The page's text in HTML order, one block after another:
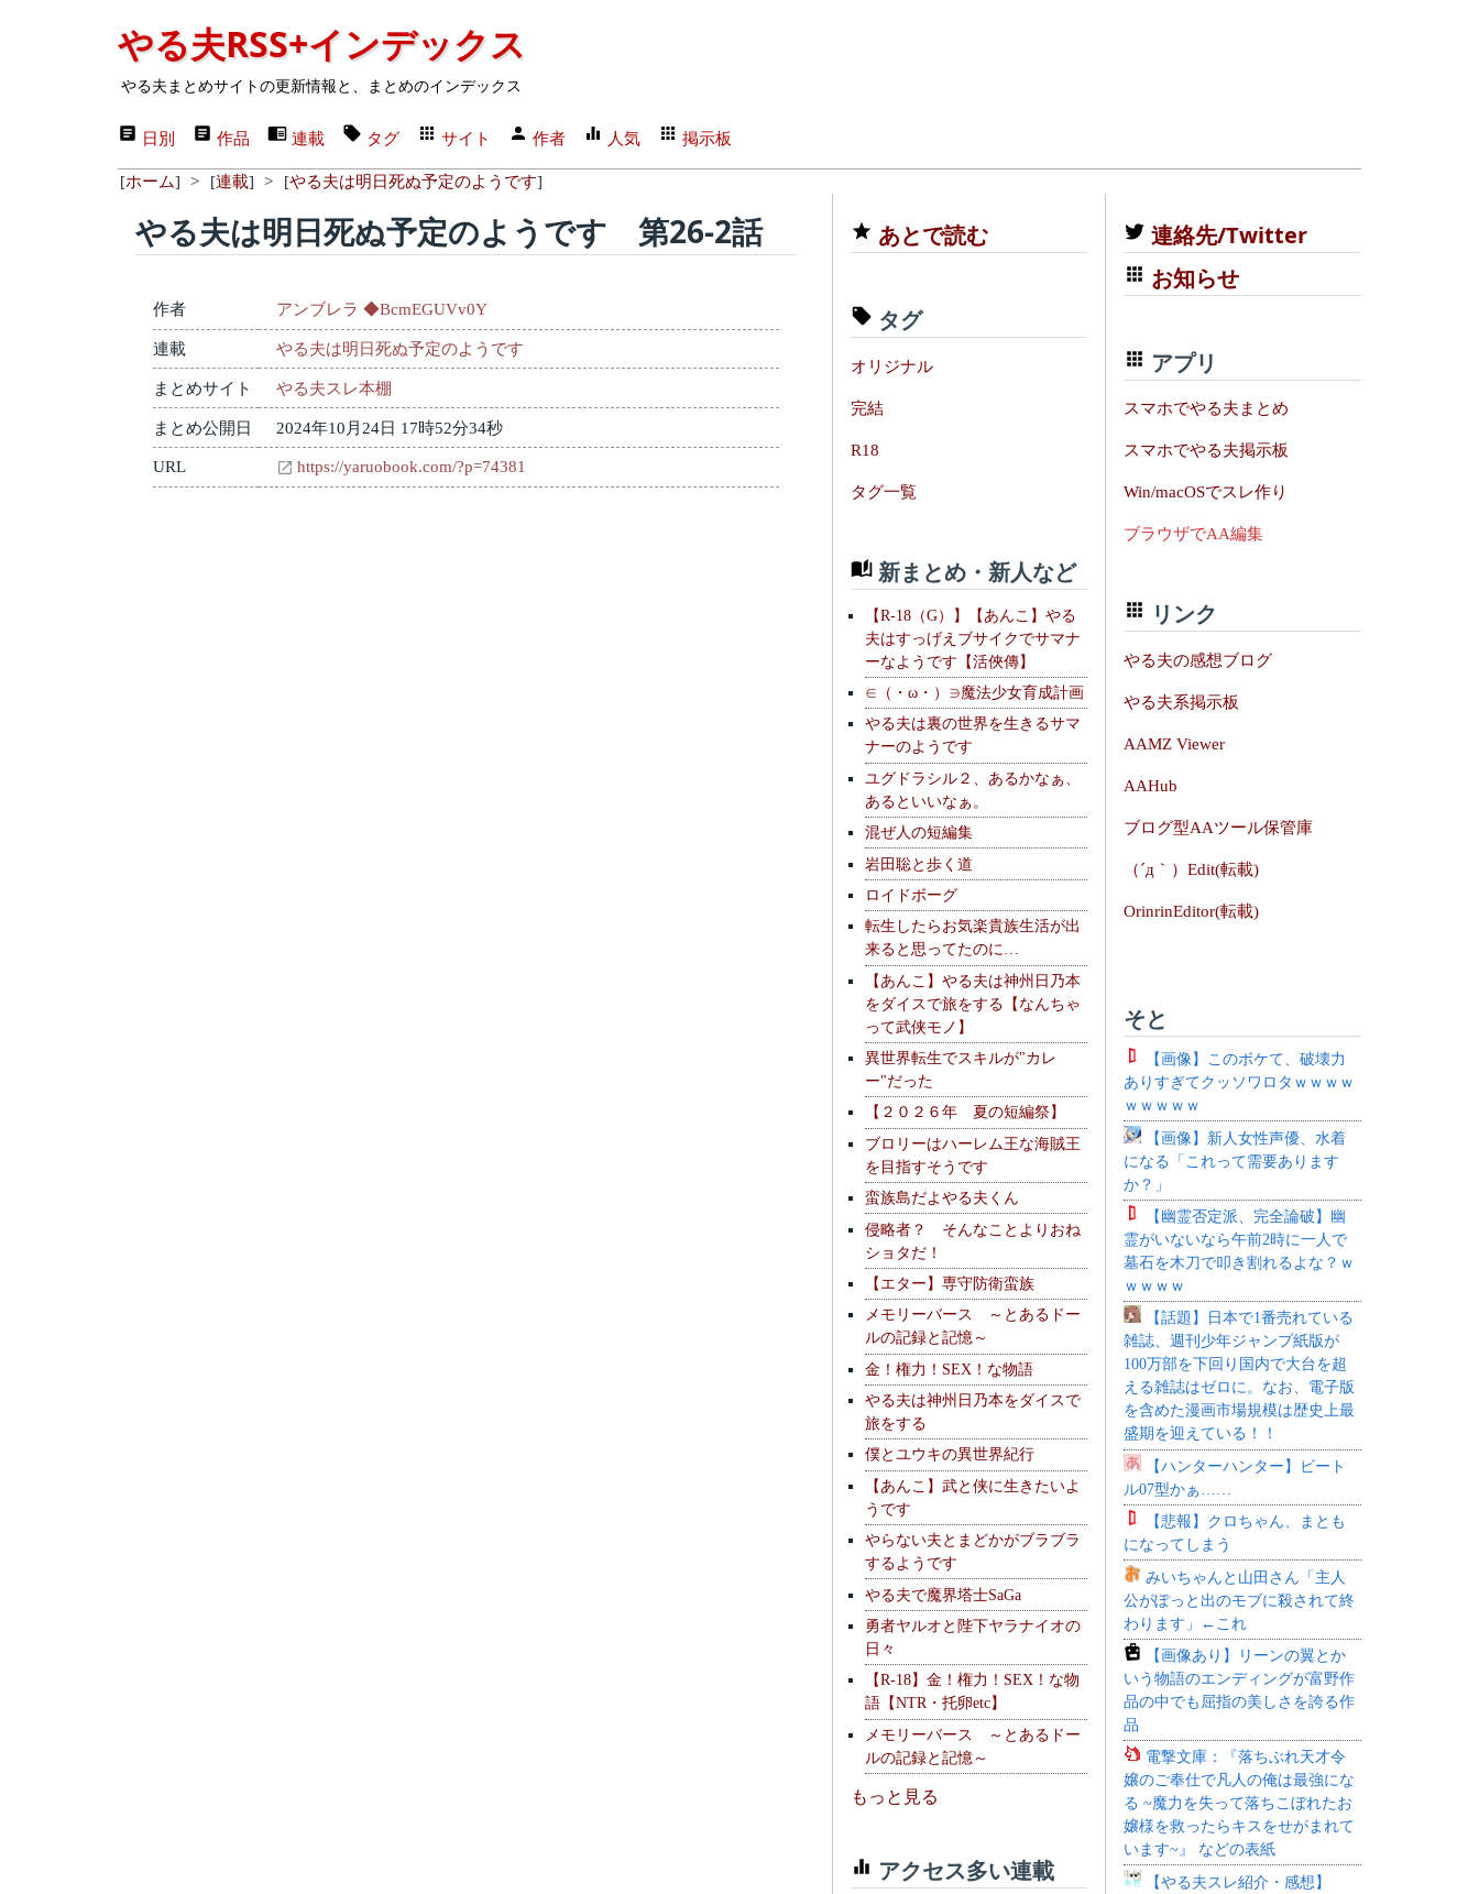
やる夫RSS+インデックス
やる夫まとめサイトの更新情報と、まとめのインデックス
日別 作品 連載 タグ サイト 作者 人気 掲示板
[ホーム] > [連載] > [やる夫は明日死ぬ予定のようです]
やる夫は明日死ぬ予定のようです 第26-2話
作者 アンブレラ ◆BcmEGUVv0Y
連載 やる夫は明日死ぬ予定のようです
まとめサイト やる夫スレ本棚
まとめ公開日 2024年10月24日 17時52分34秒
URL https://yaruobook.com/?p=74381
あとで読む
タグ
オリジナル
完結
R18
タグ一覧
新まとめ・新人など
【R-18（G）】【あんこ】やる
夫はすっげえブサイクでサマナ
ーなようです【活俠傳】
∈（・ω・）∋魔法少女育成計画
やる夫は裏の世界を生きるサマ
ナーのようです
ユグドラシル２、あるかなぁ、
あるといいなぁ。
混ぜ人の短編集
岩田聡と歩く道
ロイドボーグ
転生したらお気楽貴族生活が出
来ると思ってたのに…
【あんこ】やる夫は神州日乃本
をダイスで旅をする【なんちゃ
って武侠モノ】
異世界転生でスキルが"カレ
ー"だった
【２０２６年 夏の短編祭】
ブロリーはハーレム王な海賊王
を目指すそうです
蛮族島だよやる夫くん
侵略者？ そんなことよりおね
ショタだ！
【エター】専守防衛蛮族
メモリーバース ～とあるドー
ルの記録と記憶～
金！権力！SEX！な物語
やる夫は神州日乃本をダイスで
旅をする
僕とユウキの異世界紀行
【あんこ】武と侠に生きたいよ
うです
やらない夫とまどかがブラブラ
するようです
やる夫で魔界塔士SaGa
勇者ヤルオと陛下ヤラナイオの
日々
【R-18】金！権力！SEX！な物
語【NTR・托卵etc】
メモリーバース ～とあるドー
ルの記録と記憶～
もっと見る
アクセス多い連載
連絡先/Twitter
お知らせ
アプリ
スマホでやる夫まとめ
スマホでやる夫掲示板
Win/macOSでスレ作り
ブラウザでAA編集
リンク
やる夫の感想ブログ
やる夫系掲示板
AAMZ Viewer
AAHub
ブログ型AAツール保管庫
（´д｀）Edit(転載)
OrinrinEditor(転載)
そと
【画像】このボケて、破壊力
ありすぎてクッソワロタｗｗｗｗ
ｗｗｗｗｗ
【画像】新人女性声優、水着
になる「これって需要あります
か？」
【幽霊否定派、完全論破】幽
霊がいないなら午前2時に一人で
墓石を木刀で叩き割れるよな？ｗ
ｗｗｗｗ
【話題】日本で1番売れている
雑誌、週刊少年ジャンプ紙版が
100万部を下回り国内で大台を超
える雑誌はゼロに。なお、電子版
を含めた漫画市場規模は歴史上最
盛期を迎えている！！
【ハンターハンター】ビート
ル07型かぁ……
【悲報】クロちゃん、まとも
になってしまう
みいちゃんと山田さん「主人
公がぽっと出のモブに殺されて終
わります」←これ
【画像あり】リーンの翼とか
いう物語のエンディングが富野作
品の中でも屈指の美しさを誇る作
品
電撃文庫：『落ちぶれ天才令
嬢のご奉仕で凡人の俺は最強にな
る ~魔力を失って落ちこぼれたお
嬢様を救ったらキスをせがまれて
います~』 などの表紙
【やる夫スレ紹介・感想】